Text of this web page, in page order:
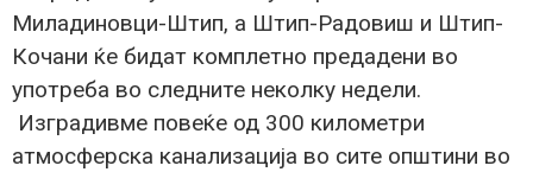
Миладиновци-Штип, а Штип-Радовиш и Штип-
Кочани ќе бидат комплетно предадени во
употреба во следните неколку недели.
Изградивме повеќе од 300 километри
атмосферска канализација во сите општини во